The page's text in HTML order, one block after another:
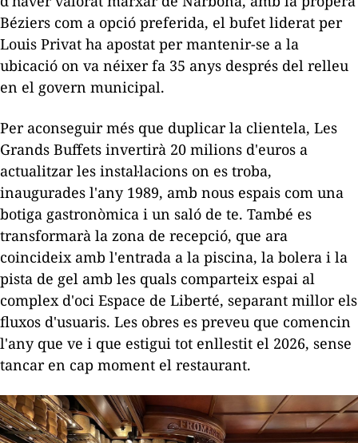
Béziers com a opció preferida, el bufet liderat per
Louis Privat ha apostat per mantenir-se a la
ubicació on va néixer fa 35 anys després del relleu
en el govern municipal.
Per aconseguir més que duplicar la clientela, Les
Grands Buffets invertirà 20 milions d'euros a
actualitzar les instal·lacions on es troba,
inaugurades l'any 1989, amb nous espais com una
botiga gastronòmica i un saló de te. També es
transformarà la zona de recepció, que ara
coincideix amb l'entrada a la piscina, la bolera i la
pista de gel amb les quals comparteix espai al
complex d'oci Espace de Liberté, separant millor els
fluxos d'usuaris. Les obres es preveu que comencin
l'any que ve i que estigui tot enllestit el 2026, sense
tancar en cap moment el restaurant.